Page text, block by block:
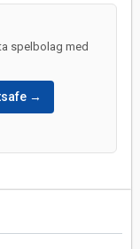
spelbolag med
→